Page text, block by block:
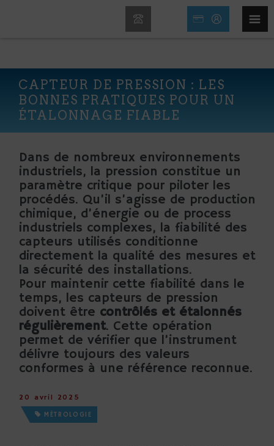
CAPTEUR DE PRESSION : LES
BONNES PRATIQUES POUR UN
ÉTALONNAGE FIABLE
Dans de nombreux environnements
industriels, la pression constitue un
paramètre critique pour piloter les
procédés. Qu’il s’agisse de production
chimique, d’énergie ou de process
industriels complexes, la fiabilité des
capteurs utilisés conditionne
directement la qualité des mesures et
la sécurité des installations.
Pour maintenir cette fiabilité dans le
temps, les capteurs de pression
doivent être contrôlés et étalonnés
régulièrement. Cette opération
permet de vérifier que l’instrument
délivre toujours des valeurs
conformes à une référence reconnue.
20 avril 2025
MÉTROLOGIE